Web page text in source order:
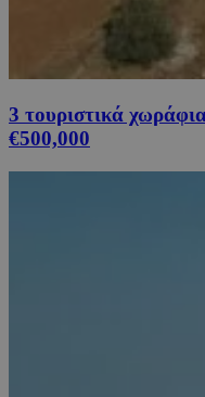
3 τουριστικά
€500,000